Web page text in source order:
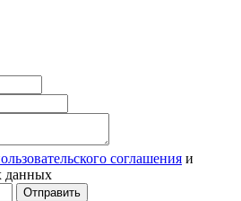
соглашения и
данных
Отправить